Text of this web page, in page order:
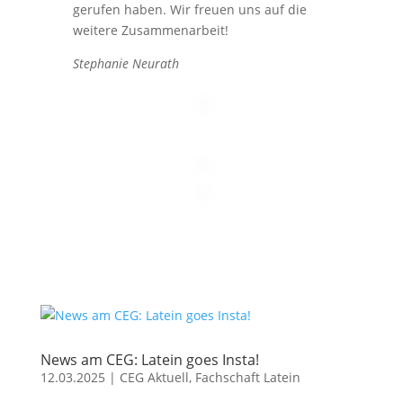
gerufen haben. Wir freuen uns auf die
weitere Zusammenarbeit!
Stephanie Neurath
News am CEG: Latein goes Insta!
12.03.2025 | CEG Aktuell, Fachschaft Latein